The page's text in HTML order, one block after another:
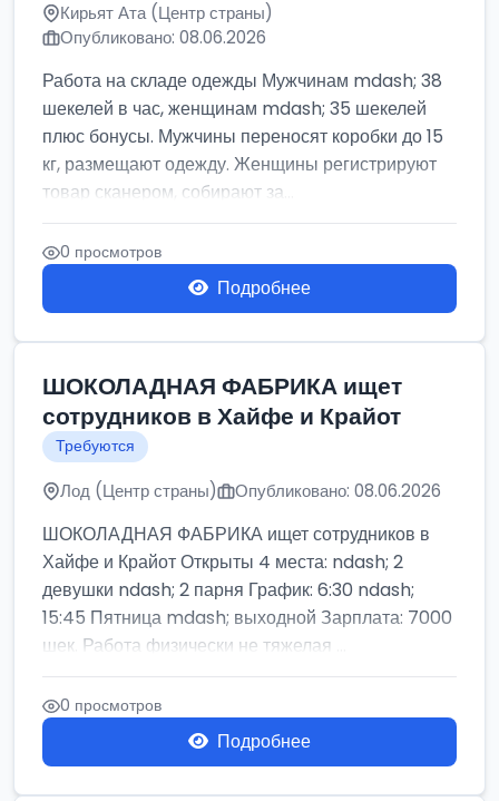
Кирьят Ата (Центр страны)
Опубликовано: 08.06.2026
Работа на складе одежды Мужчинам mdash; 38
шекелей в час, женщинам mdash; 35 шекелей
плюс бонусы. Мужчины переносят коробки до 15
кг, размещают одежду. Женщины регистрируют
товар сканером, собирают за...
0 просмотров
Подробнее
ШОКОЛАДНАЯ ФАБРИКА ищет
сотрудников в Хайфе и Крайот
Требуются
Лод (Центр страны) Опубликовано: 08.06.2026
ШОКОЛАДНАЯ ФАБРИКА ищет сотрудников в
Хайфе и Крайот Открыты 4 места: ndash; 2
девушки ndash; 2 парня График: 6:30 ndash;
15:45 Пятница mdash; выходной Зарплата: 7000
шек. Работа физически не тяжелая ...
0 просмотров
Подробнее